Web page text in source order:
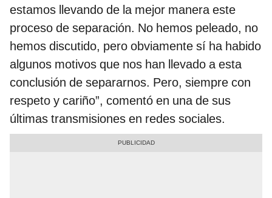
estamos llevando de la mejor manera este
proceso de separación. No hemos peleado, no
hemos discutido, pero obviamente sí ha habido
algunos motivos que nos han llevado a esta
conclusión de separarnos. Pero, siempre con
respeto y cariño”, comentó en una de sus
últimas transmisiones en redes sociales.